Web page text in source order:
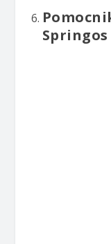
Springos